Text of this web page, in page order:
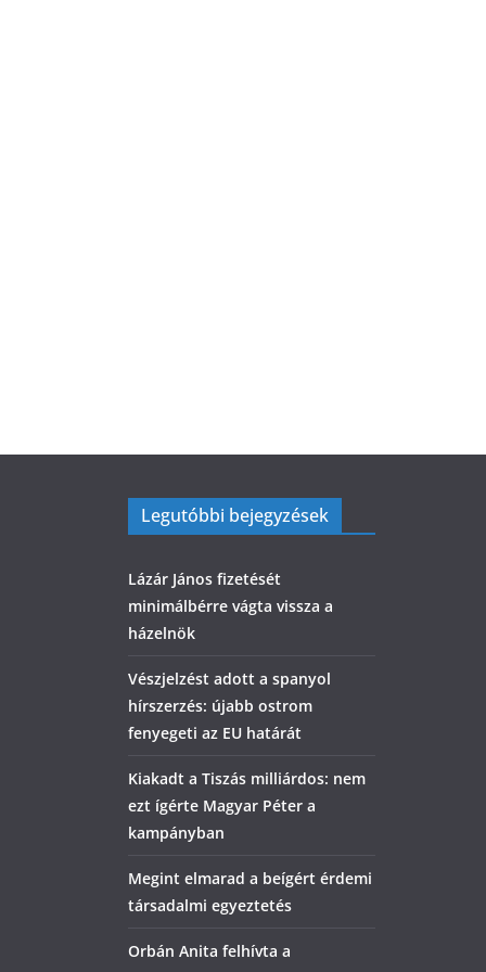
Legutóbbi bejegyzések
Lázár János fizetését
minimálbérre vágta vissza a
házelnök
Vészjelzést adott a spanyol
hírszerzés: újabb ostrom
fenyegeti az EU határát
Kiakadt a Tiszás milliárdos: nem
ezt ígérte Magyar Péter a
kampányban
Megint elmarad a beígért érdemi
társadalmi egyeztetés
Orbán Anita felhívta a